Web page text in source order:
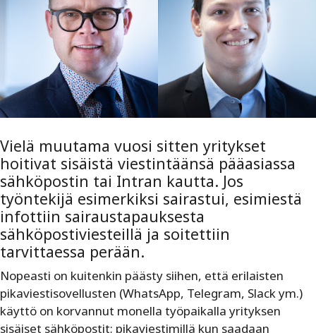
Vielä muutama vuosi sitten yritykset
hoitivat sisäistä viestintäänsä pääasiassa
sähköpostin tai Intran kautta. Jos
työntekijä esimerkiksi sairastui, esimiestä
infottiin sairaustapauksesta
sähköpostiviesteillä ja soitettiin
tarvittaessa perään.
Nopeasti on kuitenkin päästy siihen, että erilaisten
pikaviestisovellusten (WhatsApp, Telegram, Slack ym.)
käyttö on korvannut monella työpaikalla yrityksen
sisäiset sähköpostit; pikaviestimillä kun saadaan